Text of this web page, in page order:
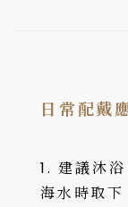
日常配戴
1. 建議沐
海水時取